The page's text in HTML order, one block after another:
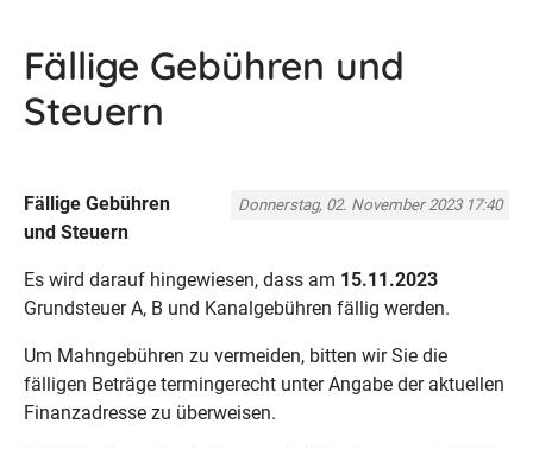
Fällige Gebühren und
Steuern
Donnerstag, 02. November 2023 17:40
Fällige Gebühren
und Steuern
Es wird darauf hingewiesen, dass am 15.11.2023
Grundsteuer A, B und Kanalgebühren fällig werden.
Um Mahngebühren zu vermeiden, bitten wir Sie die
fälligen Beträge termingerecht unter Angabe der aktuellen
Finanzadresse zu überweisen.